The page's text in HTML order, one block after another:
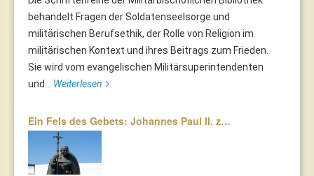
behandelt Fragen der Soldatenseelsorge und
militärischen Berufsethik, der Rolle von Religion im
militärischen Kontext und ihres Beitrags zum Frieden.
Sie wird vom evangelischen Militärsuperintendenten
und... Weiterlesen
Ein Fels des Gebets: Johannes Paul II. z…